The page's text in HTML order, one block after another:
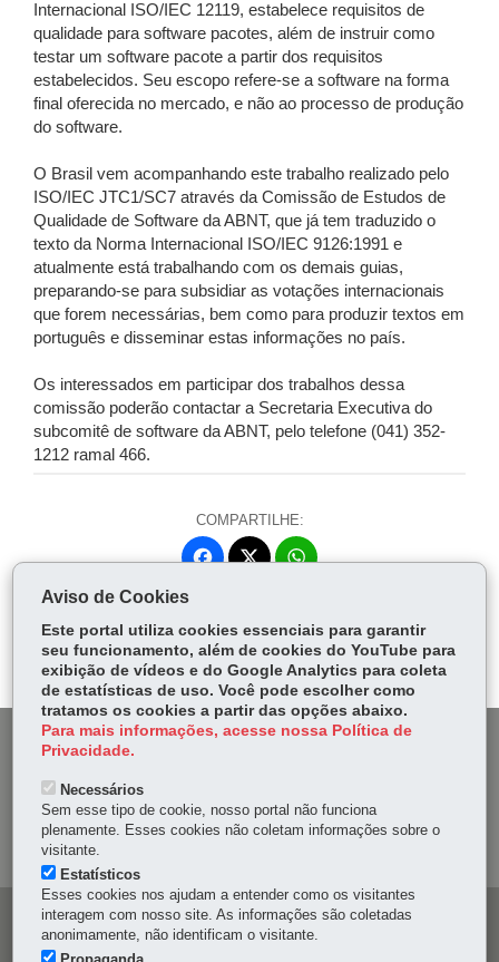
Internacional ISO/IEC 12119, estabelece requisitos de
qualidade para software pacotes, além de instruir como
testar um software pacote a partir dos requisitos
estabelecidos. Seu escopo refere-se a software na forma
final oferecida no mercado, e não ao processo de produção
do software.
O Brasil vem acompanhando este trabalho realizado pelo
ISO/IEC JTC1/SC7 através da Comissão de Estudos de
Qualidade de Software da ABNT, que já tem traduzido o
texto da Norma Internacional ISO/IEC 9126:1991 e
atualmente está trabalhando com os demais guias,
preparando-se para subsidiar as votações internacionais
que forem necessárias, bem como para produzir textos em
português e disseminar estas informações no país.
Os interessados em participar dos trabalhos dessa
comissão poderão contactar a Secretaria Executiva do
subcomitê de software da ABNT, pelo telefone (041) 352-
1212 ramal 466.
COMPARTILHE:
Fa
ok
itt
er
W
Ap
p
DENUNCIE CORRUPÇÃO
OUVIDORIA
Navegação
Aviso de Cookies
Este portal utiliza cookies essenciais para garantir
seu funcionamento, além de cookies do YouTube para
exibição de vídeos e do Google Analytics para coleta
de estatísticas de uso. Você pode escolher como
tratamos os cookies a partir das opções abaixo.
Para mais informações, acesse nossa Política de
Privacidade.
Necessários
Sem esse tipo de cookie, nosso portal não funciona
plenamente. Esses cookies não coletam informações sobre o
visitante.
Estatísticos
Esses cookies nos ajudam a entender como os visitantes
interagem com nosso site. As informações são coletadas
anonimamente, não identificam o visitante.